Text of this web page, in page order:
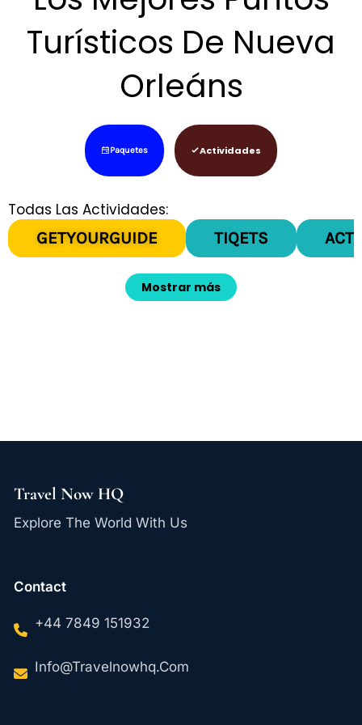
Turísticos De Nueva
Orleáns
Paquetes Actividades
Todas Las Actividades:
GETYOURGUIDE
TIQETS
Mostrar más
Travel Now HQ
Explore The World With Us
Contact
+44 7849 151932
Info@travelnowhq.com